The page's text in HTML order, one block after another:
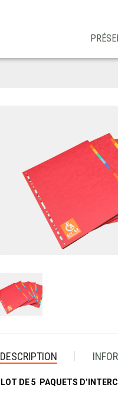
DESCRIPTION
LOT DE 5 PAQUETS